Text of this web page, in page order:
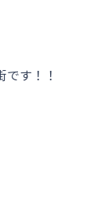
す！！